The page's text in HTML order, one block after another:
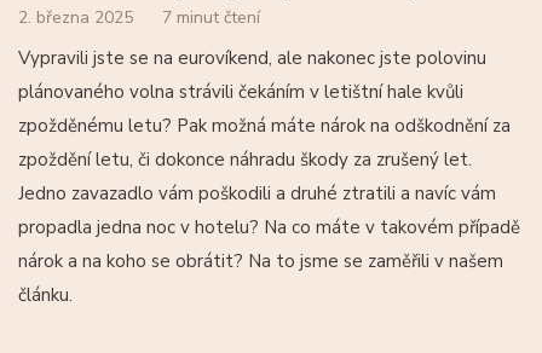
2. března 2025 7 minut čtení
Vypravili jste se na eurovíkend, ale nakonec jste polovinu
plánovaného volna strávili čekáním v letištní hale kvůli
zpožděnému letu? Pak možná máte nárok na odškodnění za
zpoždění letu, či dokonce náhradu škody za zrušený let.
Jedno zavazadlo vám poškodili a druhé ztratili a navíc vám
propadla jedna noc v hotelu? Na co máte v takovém případě
nárok a na koho se obrátit? Na to jsme se zaměřili v našem
článku.